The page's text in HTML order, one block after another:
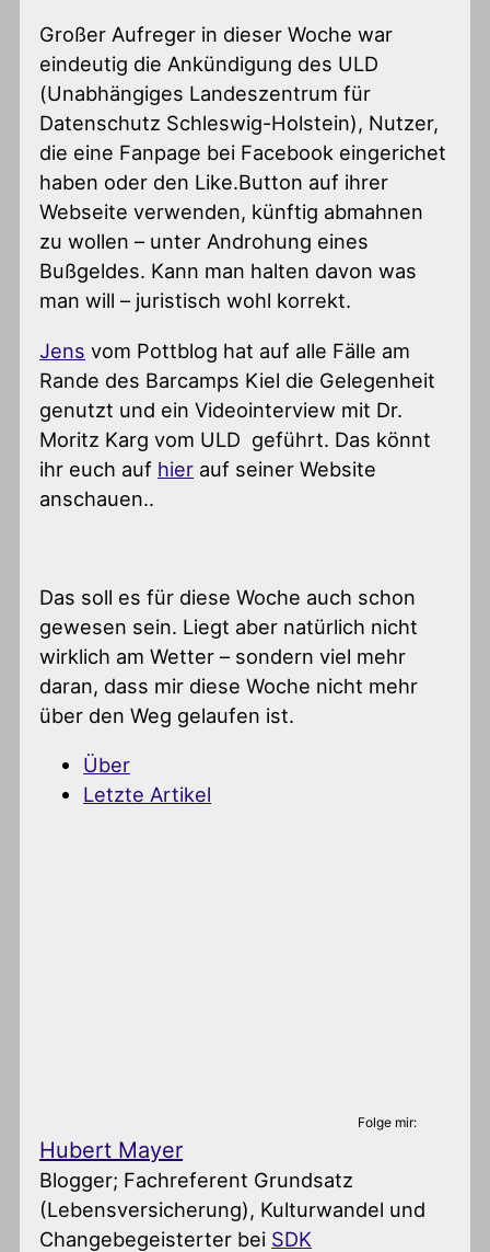
Großer Aufreger in dieser Woche war
eindeutig die Ankündigung des ULD
(Unabhängiges Landeszentrum für
Datenschutz Schleswig-Holstein), Nutzer,
die eine Fanpage bei Facebook eingerichet
haben oder den Like.Button auf ihrer
Webseite verwenden, künftig abmahnen
zu wollen – unter Androhung eines
Bußgeldes. Kann man halten davon was
man will – juristisch wohl korrekt.
Jens vom Pottblog hat auf alle Fälle am
Rande des Barcamps Kiel die Gelegenheit
genutzt und ein Videointerview mit Dr.
Moritz Karg vom ULD geführt. Das könnt
ihr euch auf hier auf seiner Website
anschauen..
Das soll es für diese Woche auch schon
gewesen sein. Liegt aber natürlich nicht
wirklich am Wetter – sondern viel mehr
daran, dass mir diese Woche nicht mehr
über den Weg gelaufen ist.
Über
Letzte Artikel
Folge mir:
Hubert Mayer
Blogger; Fachreferent Grundsatz
(Lebensversicherung), Kulturwandel und
Changebegeisterter bei SDK